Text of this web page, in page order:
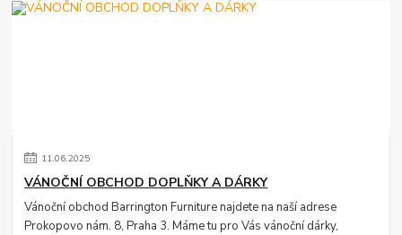
11.06.2025
VÁNOČNÍ OBCHOD DOPLŇKY A DÁRKY
Vánoční obchod Barrington Furniture najdete na naší adrese
Prokopovo nám. 8, Praha 3. Máme tu pro Vás vánoční dárky,